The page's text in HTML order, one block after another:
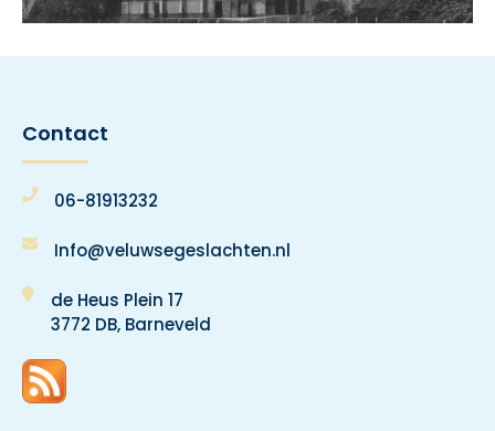
Contact
06-81913232
Info@veluwsegeslachten.nl
de Heus Plein 17
3772 DB, Barneveld